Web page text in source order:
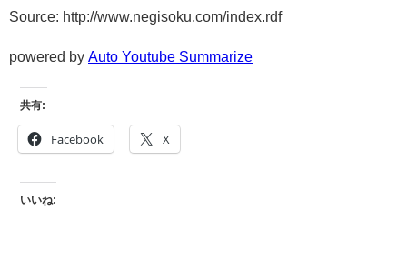
Source: http://www.negisoku.com/index.rdf
powered by Auto Youtube Summarize
共有:
Facebook X
いいね: